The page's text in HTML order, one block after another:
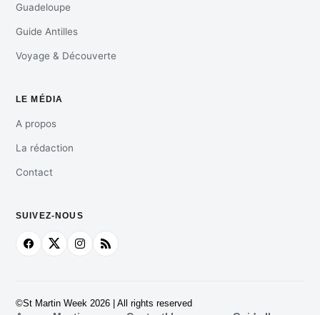
Guadeloupe
Guide Antilles
Voyage & Découverte
LE MÉDIA
A propos
La rédaction
Contact
SUIVEZ-NOUS
©St Martin Week 2026 | All rights reserved